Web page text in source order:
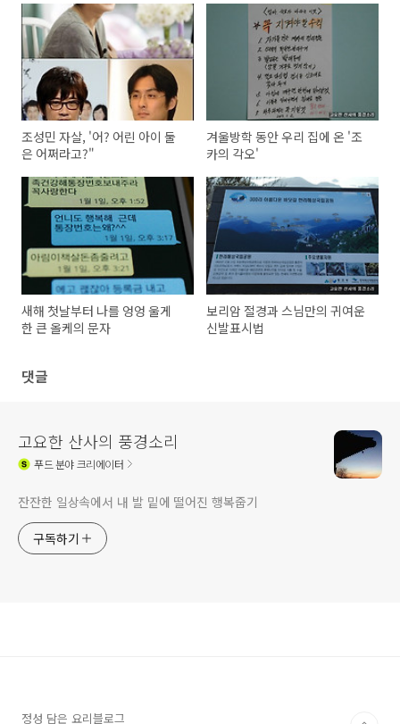
조성민 자살, '어? 어린 아이 둘
은 어쩌라고?"
겨울방학 동안 우리 집에 온 '조
카의 각오'
새해 첫날부터 나를 엉엉 울게
한 큰 올케의 문자
보리암 절경과 스님만의 귀여운
신발표시법
댓글
고요한 산사의 풍경소리
푸드분야 크리에이터
잔잔한 일상속에서 내 발 밑에 떨어진 행복줍기
구독하기
정성 담은 요리블로그